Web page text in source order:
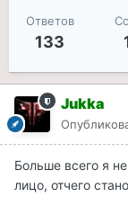
Ответов
133
Jukka
Больше всего я
лицо, отчего